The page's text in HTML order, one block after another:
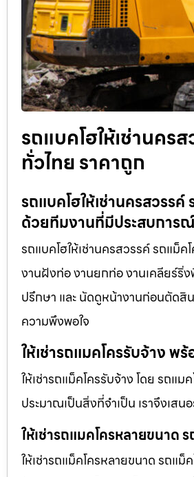
รถแบคโฮให้เช่านคร
ทั่วไทย ราคาถูก
รถแบคโฮให้เช่านครสวรรค์
ด้วยทีมงานที่มีประสบการ
รถแบคโฮให้เช่านครสวรรค์ รถแม็ค
งานฝังท่อ งานยกท่อ งานเคลียร์ริ่
ปรึกษา และ นัดดูหน้างานก่อนตัดสิ
ความพึงพอใจ
ให้เช่ารถแมคโครรับจ้าง
ให้เช่ารถแม็คโครรับจ้าง โดย รถ
ประมาณเป็นสิ่งที่จำเป็น เราจึงเส
ให้เช่ารถแมคโครหลายขนาด
ให้เช่ารถแม็คโครหลายขนาด รถแ